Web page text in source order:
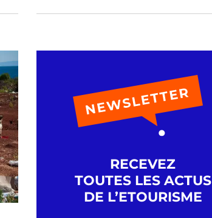
RECEVEZ
TOUTES LES ACTUS
DE L’ETOURISME